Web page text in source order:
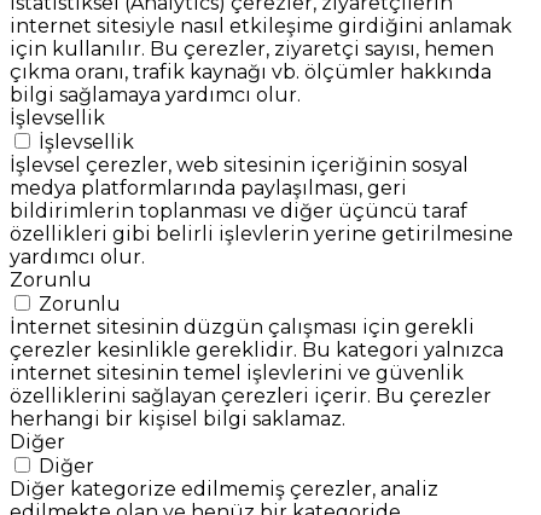
internet sitesiyle nasıl etkileşime girdiğini anlamak
için kullanılır. Bu çerezler, ziyaretçi sayısı, hemen
çıkma oranı, trafik kaynağı vb. ölçümler hakkında
bilgi sağlamaya yardımcı olur.
İşlevsellik
İşlevsellik
İşlevsel çerezler, web sitesinin içeriğinin sosyal
medya platformlarında paylaşılması, geri
bildirimlerin toplanması ve diğer üçüncü taraf
özellikleri gibi belirli işlevlerin yerine getirilmesine
yardımcı olur.
Zorunlu
Zorunlu
İnternet sitesinin düzgün çalışması için gerekli
çerezler kesinlikle gereklidir. Bu kategori yalnızca
internet sitesinin temel işlevlerini ve güvenlik
özelliklerini sağlayan çerezleri içerir. Bu çerezler
herhangi bir kişisel bilgi saklamaz.
Diğer
Diğer
Diğer kategorize edilmemiş çerezler, analiz